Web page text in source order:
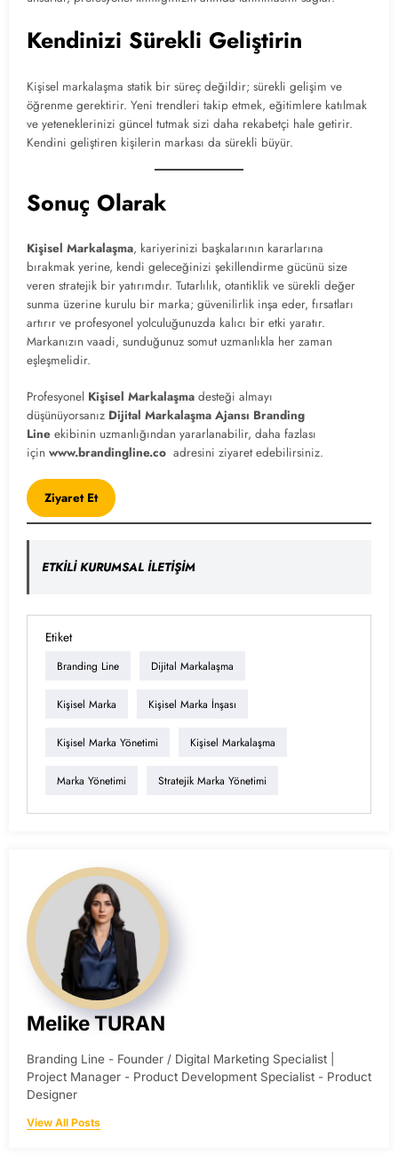
Kendinizi Sürekli Geliştirin
Kişisel markalaşma statik bir süreç değildir; sürekli gelişim ve
öğrenme gerektirir. Yeni trendleri takip etmek, eğitimlere katılmak
ve yeteneklerinizi güncel tutmak sizi daha rekabetçi hale getirir.
Kendini geliştiren kişilerin markası da sürekli büyür.
Sonuç Olarak
Kişisel Markalaşma, kariyerinizi başkalarının kararlarına
bırakmak yerine, kendi geleceğinizi şekillendirme gücünü size
veren stratejik bir yatırımdır. Tutarlılık, otantiklik ve sürekli değer
sunma üzerine kurulu bir marka; güvenilirlik inşa eder, fırsatları
artırır ve profesyonel yolculuğunuzda kalıcı bir etki yaratır.
Markanızın vaadi, sunduğunuz somut uzmanlıkla her zaman
eşleşmelidir.
Profesyonel Kişisel Markalaşma desteği almayı
düşünüyorsanız Dijital Markalaşma Ajansı Branding
Line ekibinin uzmanlığından yararlanabilir, daha fazlası
için www.brandingline.co adresini ziyaret edebilirsiniz.
Ziyaret Et
ETKİLİ KURUMSAL İLETİŞİM
Etiket
Branding Line Dijital Markalaşma
Kişisel Marka Kişisel Marka İnşası
Kişisel Marka Yönetimi Kişisel Markalaşma
Marka Yönetimi Stratejik Marka Yönetimi
Melike TURAN
Branding Line - Founder / Digital Marketing Specialist |
Project Manager - Product Development Specialist - Product
Designer
View All Posts